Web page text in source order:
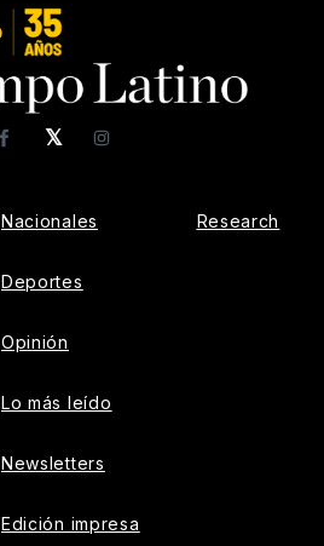
𝕏
FacebookInstagram
Nacionales
Deportes
Opinión
Lo más leído
Newsletters
Edición impresa
Research